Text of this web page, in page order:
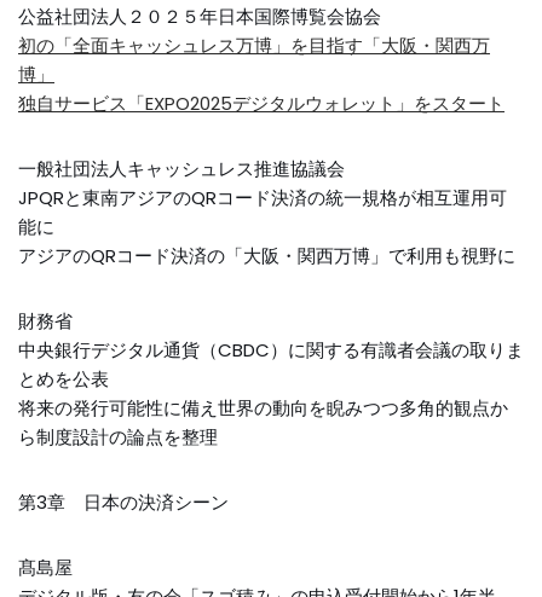
公益社団法人２０２５年日本国際博覧会協会
初の「全面キャッシュレス万博」を目指す「大阪・関西万
博」
独自サービス「EXPO2025デジタルウォレット」をスタート
一般社団法人キャッシュレス推進協議会
JPQRと東南アジアのQRコード決済の統一規格が相互運用可
能に
アジアのQRコード決済の「大阪・関西万博」で利用も視野に
財務省
中央銀行デジタル通貨（CBDC）に関する有識者会議の取りま
とめを公表
将来の発行可能性に備え世界の動向を睨みつつ多角的観点か
ら制度設計の論点を整理
第3章 日本の決済シーン
髙島屋